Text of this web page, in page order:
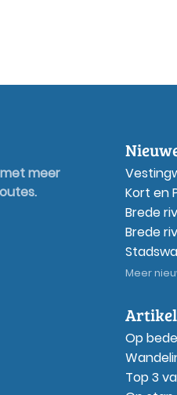
meer
Kort en
Brede
Brede
Meer
Op
Top 3